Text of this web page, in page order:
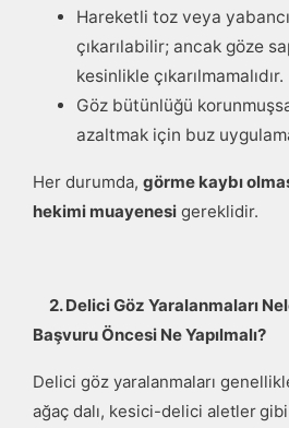
Hareketli toz veya
çıkarılabilir; ancak göze
kesinlikle çıkarılmamalıdır.
Göz bütünlüğü
azaltmak için buz
Her durumda, görme kaybı
hekimi muayenesi gereklidir.
2. Delici Göz Yaralanmaları
Başvuru Öncesi Ne Yapılmalı?
Delici göz yaralanmaları
ağaç dalı, kesici-delici aletler